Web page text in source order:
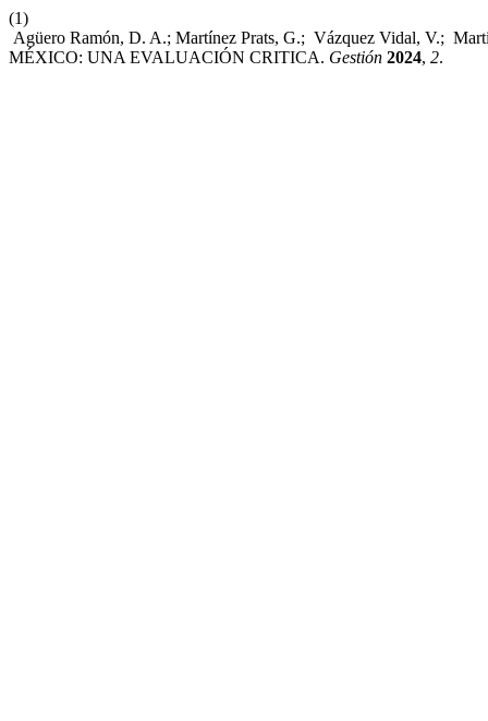
(1)
Agüero Ramón, D. A.; Martínez Prats, G.; Vázquez Vidal, V.;
MÉXICO: UNA EVALUACIÓN CRITICA. Gestión 2024, 2.